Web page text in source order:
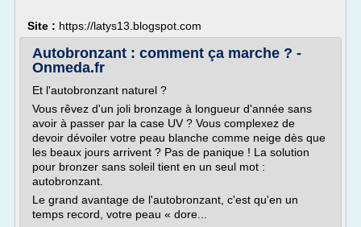
Site : https://latys13.blogspot.com
Autobronzant : comment ça marche ? -
Onmeda.fr
Et l'autobronzant naturel ?
Vous rêvez d'un joli bronzage à longueur d'année sans
avoir à passer par la case UV ? Vous complexez de
devoir dévoiler votre peau blanche comme neige dès que
les beaux jours arrivent ? Pas de panique ! La solution
pour bronzer sans soleil tient en un seul mot :
autobronzant.
Le grand avantage de l'autobronzant, c'est qu'en un
temps record, votre peau « dore...